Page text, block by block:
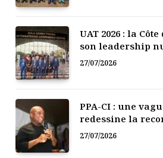
UAT 2026 : la
son leadership
Afrique
27/07/2026
PPA-CI : une
redessine la
politique
27/07/2026